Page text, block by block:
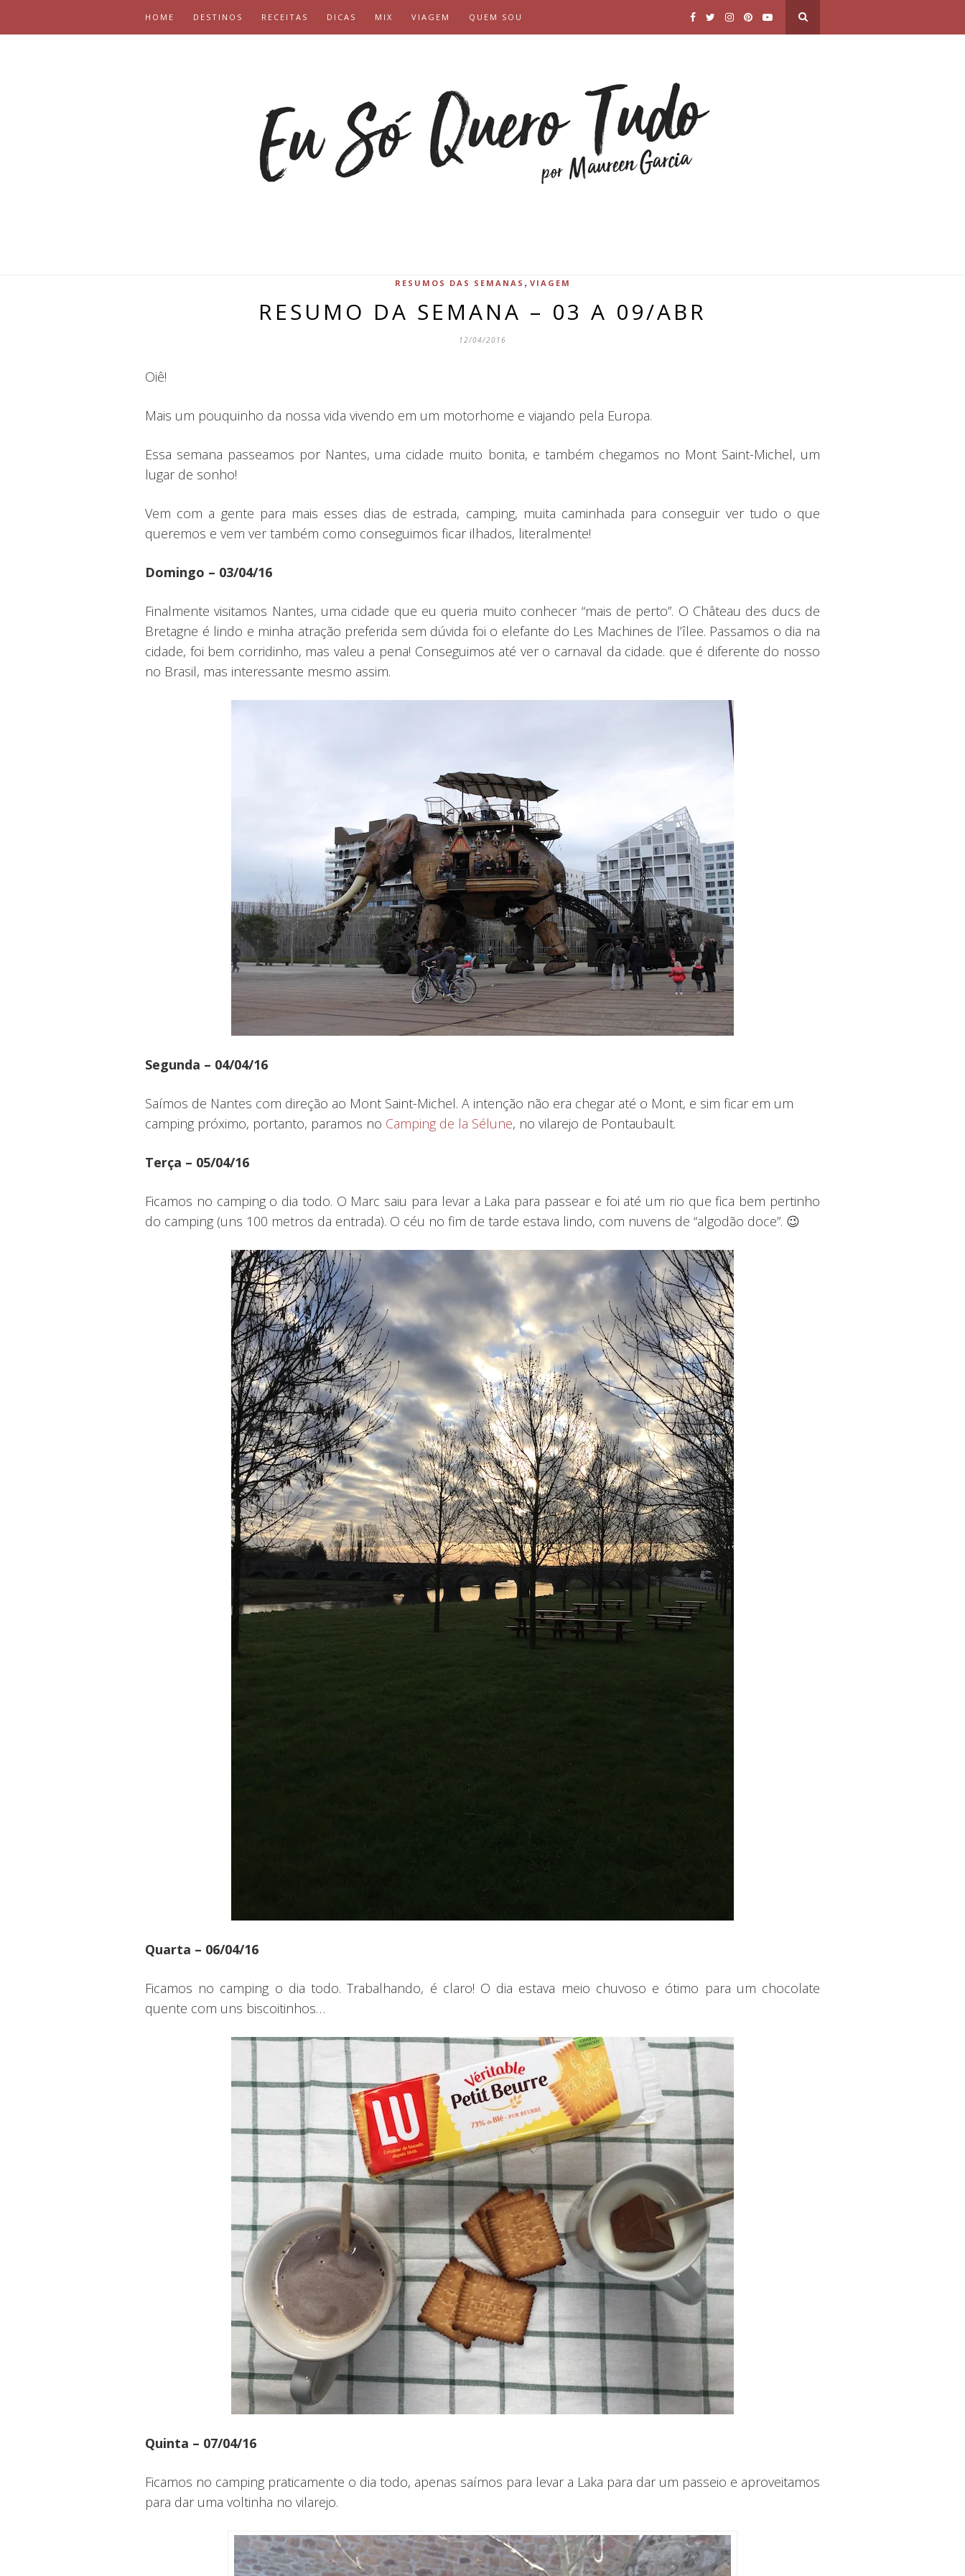
HOME DESTINOS RECEITAS DICAS MIX VIAGEM QUEM SOU
RESUMOS DAS SEMANAS , VIAGEM
RESUMO DA SEMANA – 03 A 09/ABR
12/04/2016
Oiê!
Mais um pouquinho da nossa vida vivendo em um motorhome e viajando pela Europa.
Essa semana passeamos por Nantes, uma cidade muito bonita, e também chegamos no Mont Saint-Michel, um
lugar de sonho!
Vem com a gente para mais esses dias de estrada, camping, muita caminhada para conseguir ver tudo o que
queremos e vem ver também como conseguimos ficar ilhados, literalmente!
Domingo – 03/04/16
Finalmente visitamos Nantes, uma cidade que eu queria muito conhecer “mais de perto”. O Château des ducs de
Bretagne é lindo e minha atração preferida sem dúvida foi o elefante do Les Machines de l’îlee. Passamos o dia na
cidade, foi bem corridinho, mas valeu a pena! Conseguimos até ver o carnaval da cidade. que é diferente do nosso
no Brasil, mas interessante mesmo assim.
Segunda – 04/04/16
Saímos de Nantes com direção ao Mont Saint-Michel. A intenção não era chegar até o Mont, e sim ficar em um
camping próximo, portanto, paramos no Camping de la Sélune, no vilarejo de Pontaubault.
Terça – 05/04/16
Ficamos no camping o dia todo. O Marc saiu para levar a Laka para passear e foi até um rio que fica bem pertinho
do camping (uns 100 metros da entrada). O céu no fim de tarde estava lindo, com nuvens de “algodão doce”. 😉
Quarta – 06/04/16
Ficamos no camping o dia todo. Trabalhando, é claro! O dia estava meio chuvoso e ótimo para um chocolate
quente com uns biscoitinhos…
Quinta – 07/04/16
Ficamos no camping praticamente o dia todo, apenas saímos para levar a Laka para dar um passeio e aproveitamos
para dar uma voltinha no vilarejo.